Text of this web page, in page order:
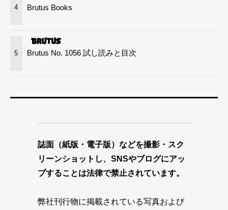
4 Brutus Books
5 Brutus No. 1056 試し読みと目次
誌面（紙版・電子版）などを撮影・スク
リーンショットし、SNSやブログにアッ
プすることは法律で禁止されています。
弊社刊行物に掲載されている写真および